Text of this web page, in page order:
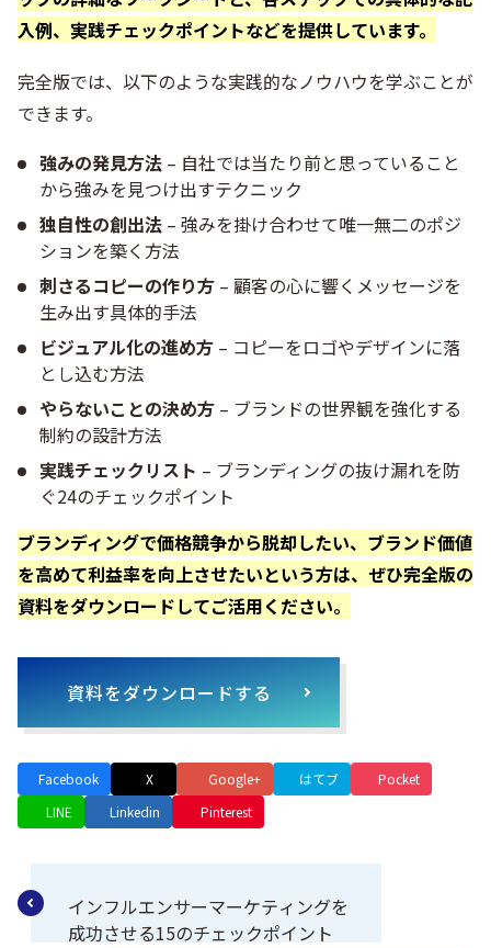
入例、実践チェックポイントなどを提供しています。
完全版では、以下のような実践的なノウハウを学ぶことが
できます。
強みの発見方法 – 自社では当たり前と思っていること
から強みを見つけ出すテクニック
独自性の創出法 – 強みを掛け合わせて唯一無二のポジ
ションを築く方法
刺さるコピーの作り方 – 顧客の心に響くメッセージを
生み出す具体的手法
ビジュアル化の進め方 – コピーをロゴやデザインに落
とし込む方法
やらないことの決め方 – ブランドの世界観を強化する
制約の設計方法
実践チェックリスト – ブランディングの抜け漏れを防
ぐ24のチェックポイント
ブランディングで価格競争から脱却したい、ブランド価値
を高めて利益率を向上させたいという方は、ぜひ完全版の
資料をダウンロードしてご活用ください。
資料をダウンロードする
Facebook X Google+ はてブ
Pocket
LINE
Linkedin Pinterest
インフルエンサーマーケティングを
成功させる15のチェックポイント